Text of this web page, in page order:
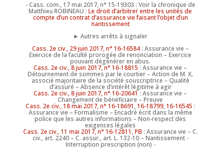
- Cass. com., 17 mai 2017, n° 15-19303 : Voir la chronique de
Matthieu ROBINEAU :Le droit d’arbitrer entre les unités de
compte d’un contrat d’assurance vie faisant l’objet d’un
nantissement
► Autres arrêts à signaler
Cass. 2e civ., 29 juin 2017, n° 16-16584: Assurance vie –
Exercice de la faculté prorogée de renonciation – Exercice
pouvant dégénérer en abus.
Cass. 2e civ., 8 juin 2017, n° 16-18815 : Assurance vie –
Détournement de sommes par le courtier – Action de M. X,
associé majoritaire de la société souscriptrice – Qualité
d’assuré – Absence d’intérêt légitime à agir
Cass. 2e civ., 8 juin 2017, n° 16-20641: Assurance vie –
Changement de bénéficiaire – Preuve
Cass. 2e civ., 18 mai 2017, n° 16-18691 ,16-18799,16-16545 :
Assurance vie – Formalisme – Encadré écrit dans la même
police que les autres informations – Non-respect des
exigences légales
Cass. 2e civ., 11 mai 2017, n° 16-12811, PB : Assurance vie – C.
civ., art. 2240 – C. assur., art. L. 132-10 – Nantissement -
Interruption prescription (non) -